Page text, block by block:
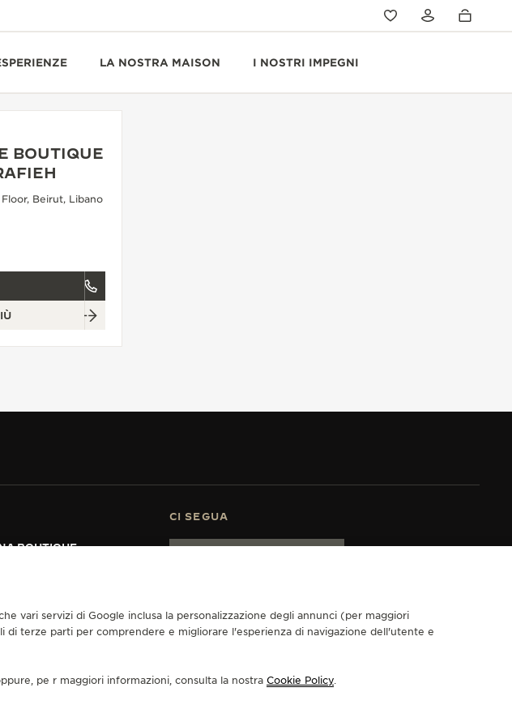
LA NOSTRA MAISON I NOSTRI IMPEGNI
BOUTIQUE
Beirut, Libano
BOUTIQUE
CI SEGUA
MIA ACCESSIBILITÀMODULO DI RECESSO
vari servizi di Google inclusa la personalizzazione degli annunci (per maggiori
di terze parti per comprendere e migliorare l'esperienza di navigazione dell'utente e
pe r maggiori informazioni, consulta la nostra Cookie Policy.